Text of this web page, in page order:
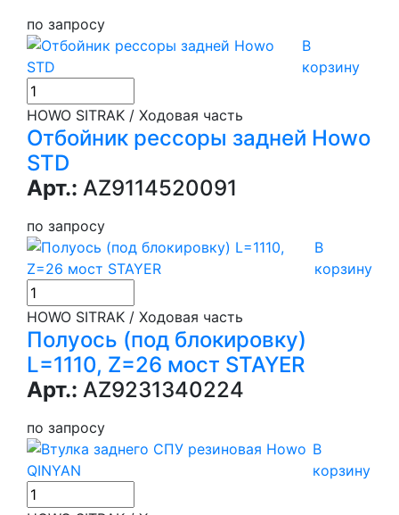
по запросу
В
корзину
HOWO SITRAK / Ходовая часть
Отбойник рессоры задней Howo
STD
Арт.: AZ9114520091
по запросу
В
корзину
HOWO SITRAK / Ходовая часть
Полуось (под блокировку)
L=1110, Z=26 мост STAYER
Арт.: AZ9231340224
по запросу
В
корзину